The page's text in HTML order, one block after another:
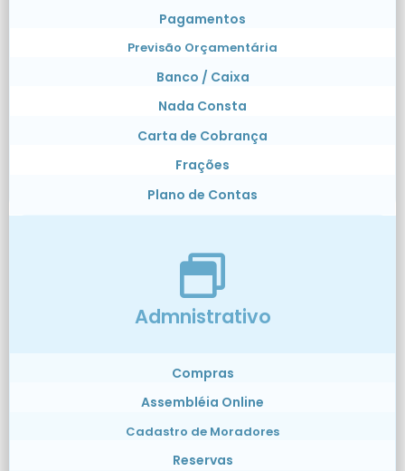
Pagamentos
Previsão Orçamentária
Banco / Caixa
Nada Consta
Carta de Cobrança
Frações
Plano de Contas
Admnistrativo
Compras
Assembléia Online
Cadastro de Moradores
Reservas